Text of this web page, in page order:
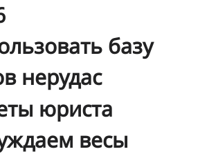
базу
нерудас
юриста
весы